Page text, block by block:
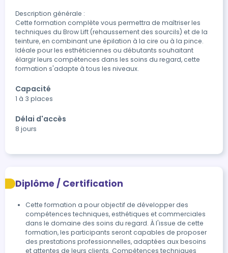
Description générale :
Cette formation complète vous permettra de maîtriser les
techniques du Brow Lift (rehaussement des sourcils) et de la
teinture, en combinant une épilation à la cire ou à la pince.
Idéale pour les esthéticiennes ou débutants souhaitant
élargir leurs compétences dans les soins du regard, cette
formation s'adapte à tous les niveaux.
Capacité
1 à 3 places
Délai d'accès
8 jours
Diplôme / Certification
Cette formation a pour objectif de développer des
compétences techniques, esthétiques et commerciales
dans le domaine des soins du regard. À l'issue de cette
formation, les participants seront capables de proposer
des prestations professionnelles, adaptées aux besoins
et attentes de leurs clients. Compétences techniques